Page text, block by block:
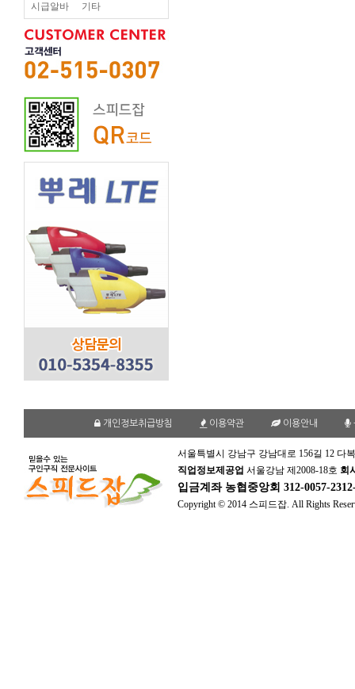
시급알바 기타
개인정보취급방침 이용약관 이용안내
서울특별시 강남구 강남대로 156길 12 다
직업정보제공업 서울강남 제2008-18호 회
입금계좌 농협중앙회 312-0057-
Copyright © 2014 스피드잡. All Rights